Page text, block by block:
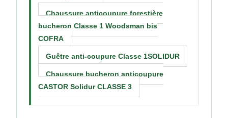
Chaussure anticoupure forestière
bucheron Classe 1 Woodsman bis
COFRA
Guêtre anti-coupure Classe 1SOLIDUR
Chaussure bucheron anticoupure
CASTOR Solidur CLASSE 3